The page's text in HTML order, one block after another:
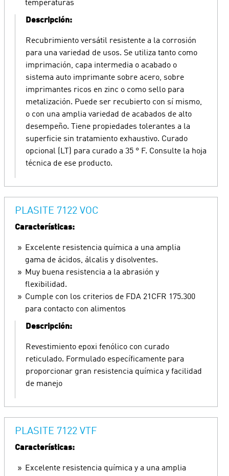
temperaturas
Descripción:
Recubrimiento versátil resistente a la corrosión
para una variedad de usos. Se utiliza tanto como
imprimación, capa intermedia o acabado o
sistema auto imprimante sobre acero, sobre
imprimantes ricos en zinc o como sello para
metalización. Puede ser recubierto con sí mismo,
o con una amplia variedad de acabados de alto
desempeño. Tiene propiedades tolerantes a la
superficie sin tratamiento exhaustivo. Curado
opcional (LT) para curado a 35 ° F. Consulte la hoja
técnica de ese producto.
PLASITE 7122 VOC
Características:
Excelente resistencia química a una amplia
gama de ácidos, álcalis y disolventes.
Muy buena resistencia a la abrasión y
flexibilidad.
Cumple con los criterios de FDA 21CFR 175.300
para contacto con alimentos
Descripción:
Revestimiento epoxi fenólico con curado
reticulado. Formulado específicamente para
proporcionar gran resistencia química y facilidad
de manejo
PLASITE 7122 VTF
Características:
Excelente resistencia química y a una amplia